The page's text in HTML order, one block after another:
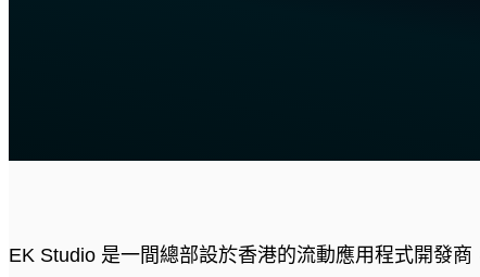
EK Studio 是一間總部設於香港的流動應用程式開發商